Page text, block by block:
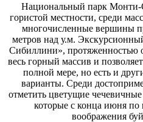
Национальный парк Монти-
гористой местности, среди
многочисленные вершины
метров над у.м.
Сибиллини», протяженностью
весь горный массив и
полной мере, но есть и
варианты. Среди
отметить цветущие
которые с конца июня
воображения